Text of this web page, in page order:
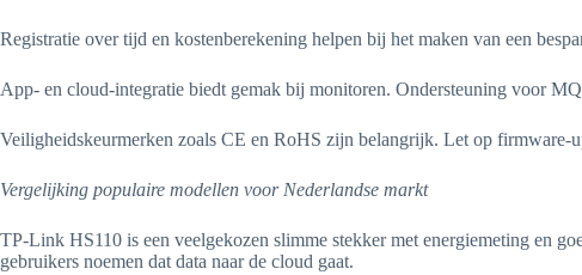
Registratie over tijd en kostenberekening helpen bij het maken van een
App- en cloud-integratie biedt gemak bij monitoren. Ondersteuning voor
Veiligheidskeurmerken zoals CE en RoHS zijn belangrijk. Let op firmware-
Vergelijking populaire modellen voor Nederlandse markt
TP-Link HS110 is een veelgekozen slimme stekker met energiemeting en
gebruikers noemen dat data naar de cloud gaat.